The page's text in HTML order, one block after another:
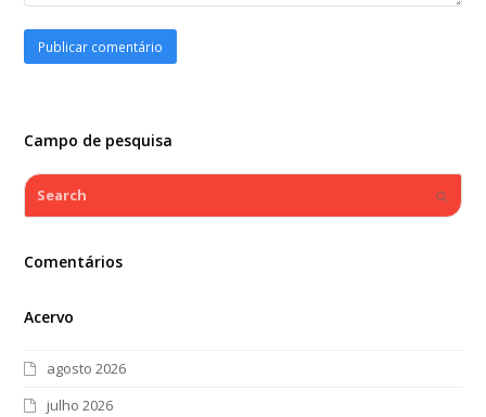
Campo de pesquisa
Search
Comentários
Acervo
agosto 2026
julho 2026